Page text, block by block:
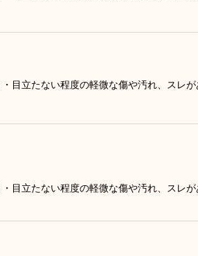
目立たない程度の軽微な傷や汚れ、スレ
目立たない程度の軽微な傷や汚れ、スレ